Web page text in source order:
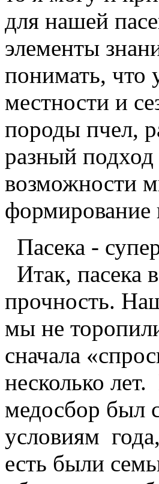
для нашей
элементы
понимать,
местности и
породы пчел,
разный подход
возможности
формирование
Пасека -
Итак, пасека
прочность.
мы не
сначала
несколько
медосбор был
условиям
есть были